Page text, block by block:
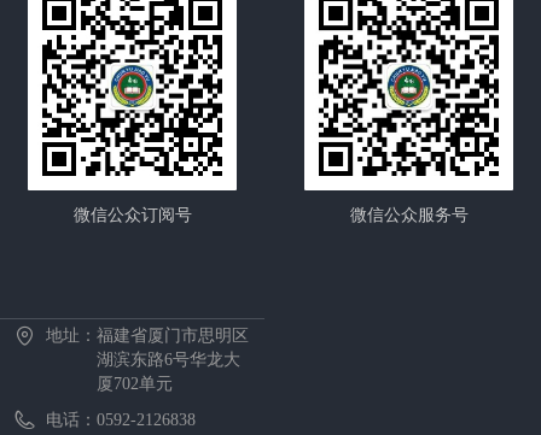
微信公众订阅号 微信公众服务号
地址： 福建省厦门市思明区
湖滨东路6号华龙大
厦702单元
电话： 0592-2126838